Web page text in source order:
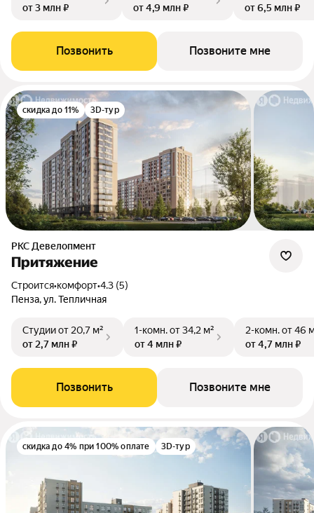
от 3 млн ₽
от 4,9 млн ₽
от 6,5 млн ₽
Позвонить Позвоните мне
скидка до 11% 3D-тур
РКС Девелопмент
Притяжение
Строится•комфорт•4.3 (5)
Пенза, ул. Тепличная
Студииот 20,7 м²
от 2,7 млн ₽
1-комн.от 34,2 м²
от 4 млн ₽
2-комн.от 46
от 4,7 млн ₽
Позвонить Позвоните мне
скидка до 4% при 100% оплате 3D-тур